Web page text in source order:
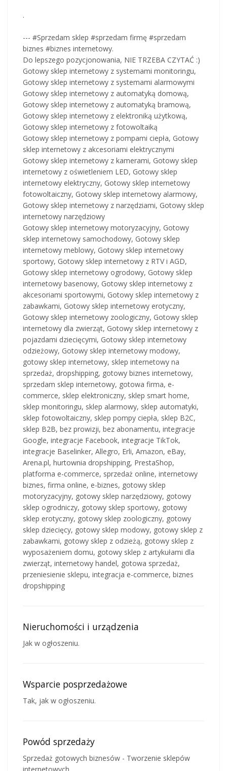
.
--- #Sprzedam sklep #sprzedam firmę #sprzedam
biznes #biznes internetowy.
Do lepszego pozycjonowania, NIE TRZEBA CZYTAĆ :)
Gotowy sklep internetowy z systemami monitoringu,
Gotowy sklep internetowy z systemami alarmowymi
Gotowy sklep internetowy z automatyką domową,
Gotowy sklep internetowy z automatyką bramową,
Gotowy sklep internetowy z elektroniką użytkową,
Gotowy sklep internetowy z fotowoltaiką
Gotowy sklep internetowy z pompami ciepła, Gotowy
sklep internetowy z akcesoriami elektrycznymi
Gotowy sklep internetowy z kamerami, Gotowy sklep
internetowy z oświetleniem LED, Gotowy sklep
internetowy elektryczny, Gotowy sklep internetowy
fotowoltaiczny, Gotowy sklep internetowy alarmowy,
Gotowy sklep internetowy z narzędziami, Gotowy sklep
internetowy narzędziowy
Gotowy sklep internetowy motoryzacyjny, Gotowy
sklep internetowy samochodowy, Gotowy sklep
internetowy meblowy, Gotowy sklep internetowy
sportowy, Gotowy sklep internetowy z RTV i AGD,
Gotowy sklep internetowy ogrodowy, Gotowy sklep
internetowy basenowy, Gotowy sklep internetowy z
akcesoriami sportowymi, Gotowy sklep internetowy z
zabawkami, Gotowy sklep internetowy erotyczny,
Gotowy sklep internetowy zoologiczny, Gotowy sklep
internetowy dla zwierząt, Gotowy sklep internetowy z
pojazdami dziecięcymi, Gotowy sklep internetowy
odzieżowy, Gotowy sklep internetowy modowy,
gotowy sklep internetowy, sklep internetowy na
sprzedaż, dropshipping, gotowy biznes internetowy,
sprzedam sklep internetowy, gotowa firma, e-
commerce, sklep elektroniczny, sklep smart home,
sklep monitoringu, sklep alarmowy, sklep automatyki,
sklep fotowoltaiczny, sklep pompy ciepła, sklep B2C,
sklep B2B, bez prowizji, bez abonamentu, integracje
Google, integracje Facebook, integracje TikTok,
integracje Baselinker, Allegro, Erli, Amazon, eBay,
Arena.pl, hurtownia dropshipping, PrestaShop,
platforma e-commerce, sprzedaż online, internetowy
biznes, firma online, e-biznes, gotowy sklep
motoryzacyjny, gotowy sklep narzędziowy, gotowy
sklep ogrodniczy, gotowy sklep sportowy, gotowy
sklep erotyczny, gotowy sklep zoologiczny, gotowy
sklep dziecięcy, gotowy sklep modowy, gotowy sklep z
zabawkami, gotowy sklep z odzieżą, gotowy sklep z
wyposażeniem domu, gotowy sklep z artykułami dla
zwierząt, internetowy handel, gotowa sprzedaż,
przeniesienie sklepu, integracja e-commerce, biznes
dropshipping
Nieruchomości i urządzenia
Jak w ogłoszeniu.
Wsparcie posprzedażowe
Tak, jak w ogłoszeniu.
Powód sprzedaży
Sprzedaż gotowych biznesów - Tworzenie sklepów